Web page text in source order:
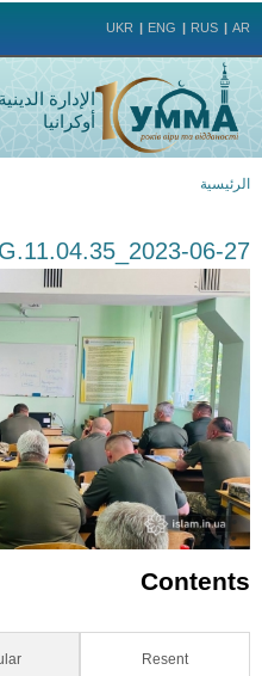
UKR ENG RUS AR
الإدارة
أوكرانيا
هنا
الرئيسية
2023-06-27_11.04.35.JPG
Contents
Resent (علامة التبويب النشطة)